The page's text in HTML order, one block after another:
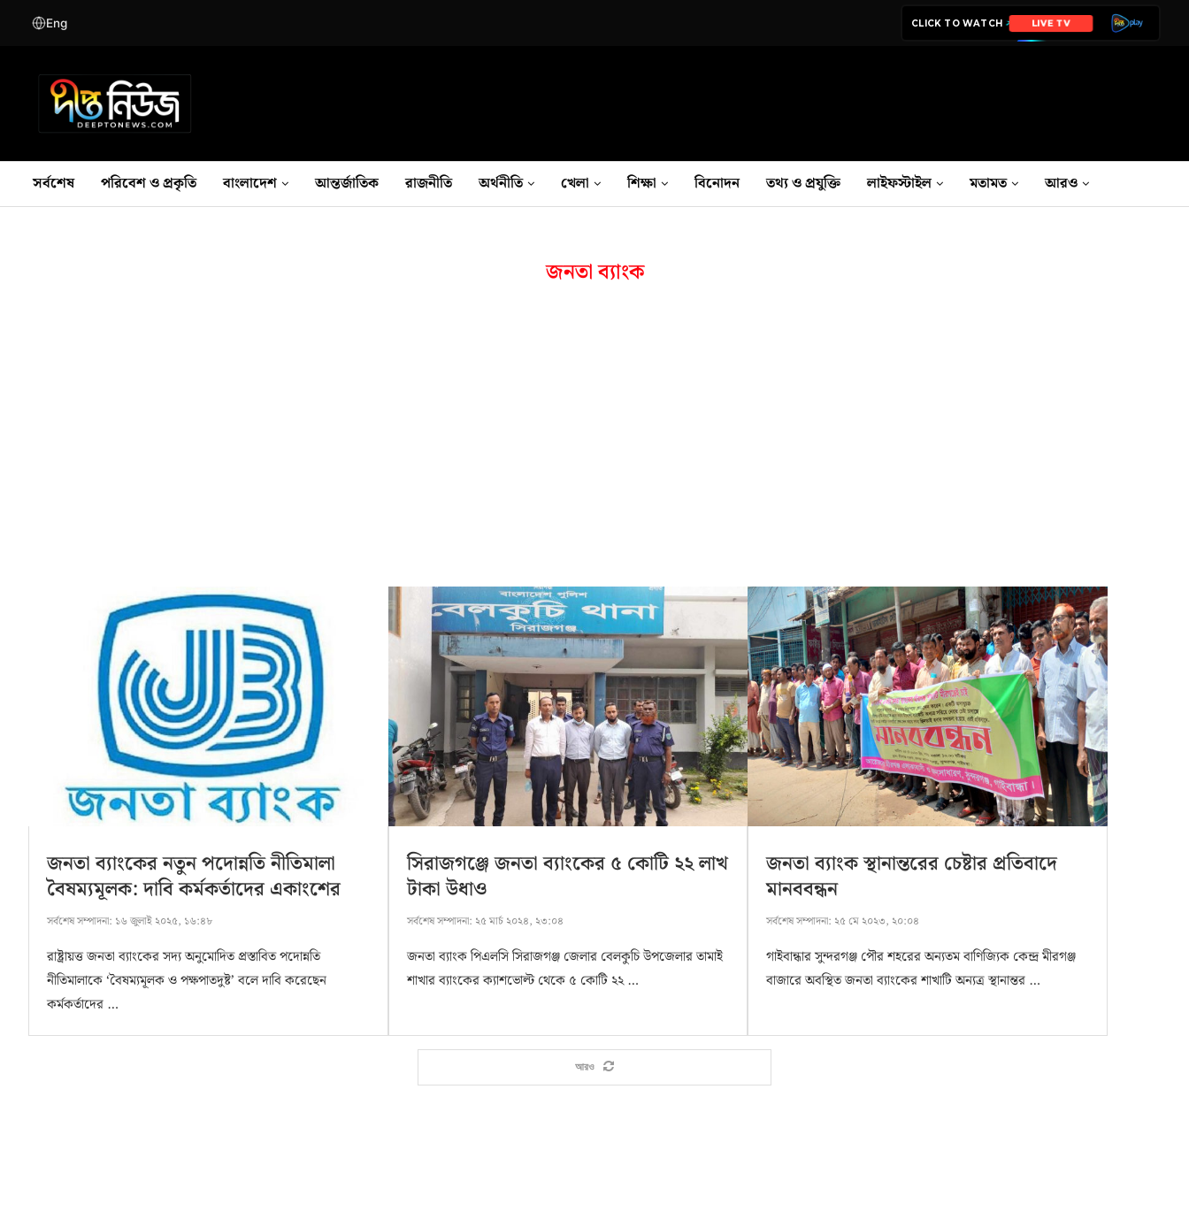
Eng CLICK TO WATCH LIVE TV
সর্বশেষ পরিবেশ ও প্রকৃতি বাংলাদেশ আন্তর্জাতিক রাজনীতি অর্থনীতি খেলা শিক্ষা বিনোদন তথ‍্য ও প্রযুক্তি লাইফস্টাইল মতামত আরও
জনতা ব্যাংক
জনতা ব্যাংকের নতুন পদোন্নতি নীতিমালা
বৈষম্যমূলক: দাবি কর্মকর্তাদের একাংশের
সর্বশেষ সম্পাদনা: ১৬ জুলাই ২০২৫, ১৬:৪৮
রাষ্ট্রায়ত্ত জনতা ব্যাংকের সদ্য অনুমোদিত প্রস্তাবিত পদোন্নতি
নীতিমালাকে ‘বৈষম্যমূলক ও পক্ষপাতদুষ্ট’ বলে দাবি করেছেন
কর্মকর্তাদের …
সিরাজগঞ্জে জনতা ব্যাংকের ৫ কোটি ২২ লাখ
টাকা উধাও
সর্বশেষ সম্পাদনা: ২৫ মার্চ ২০২৪, ২৩:০৪
জনতা ব্যাংক পিএলসি সিরাজগঞ্জ জেলার বেলকুচি উপজেলার তামাই
শাখার ব্যাংকের ক্যাশভোল্ট থেকে ৫ কোটি ২২ …
জনতা ব্যাংক স্থানান্তরের চেষ্টার প্রতিবাদে
মানববন্ধন
সর্বশেষ সম্পাদনা: ২৫ মে ২০২৩, ২০:০৪
গাইবান্ধার সুন্দরগঞ্জ পৌর শহরের অন্যতম বাণিজ্যিক কেন্দ্র মীরগঞ্জ
বাজারে অবস্থিত জনতা ব্যাংকের শাখাটি অন্যত্র স্থানান্তর …
আরও